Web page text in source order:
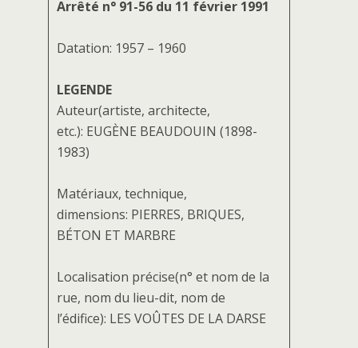
Arrêté n° 91-56 du 11 février 1991
Datation: 1957 – 1960
LEGENDE
Auteur(artiste, architecte,
etc.): EUGÈNE BEAUDOUIN (1898-
1983)
Matériaux, technique,
dimensions: PIERRES, BRIQUES,
BÉTON ET MARBRE
Localisation précise(n° et nom de la
rue, nom du lieu-dit, nom de
l’édifice): LES VOÛTES DE LA DARSE